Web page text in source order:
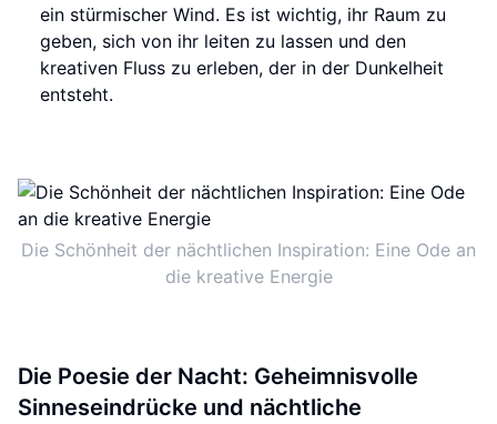
ein stürmischer Wind. Es ist wichtig, ihr Raum zu
geben, sich von ihr leiten zu lassen und den
kreativen Fluss zu erleben, der in der Dunkelheit
entsteht.
Die Schönheit der nächtlichen Inspiration: Eine Ode an
die kreative Energie
Die Poesie der Nacht: Geheimnisvolle
Sinneseindrücke und nächtliche